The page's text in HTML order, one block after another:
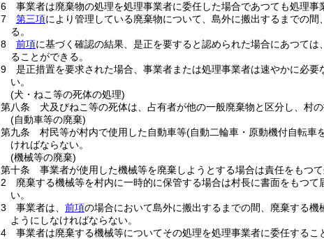
6
事業者は廃棄物の処理を処理事業者に委任した場合であつても処理事
7
第三項により管理している廃棄物について、島外に搬出するまでの
る。
8
前項に基づく確認の結果、是正を要すると認められた場合にあつて
ることができる。
9
是正措置を要求された場合、事業者または処理事業者は速やかに必
い。
(犬・ねこ等の死体の処理)
第八条
犬及びねこ等の死体は、占有者が他の一般廃棄物と区分し、村
(自動車等の廃棄)
第九条
村民等が村内で使用した自動車等(自動二輪車・原動機付自転車
ければならない。
(機械等の廃棄)
第十条
事業者が使用した機械等を廃棄しようとする場合は責任をもつて
2
廃棄する機械等を村内に一時的に保管する場合は村長に書面をもつ
い。
3
事業者は、 前項の場合において島外に搬出するまでの間、廃棄する
ようにしなければならない。
4
事業者は廃棄する機械等についてその処理を処理事業者に委任するこ